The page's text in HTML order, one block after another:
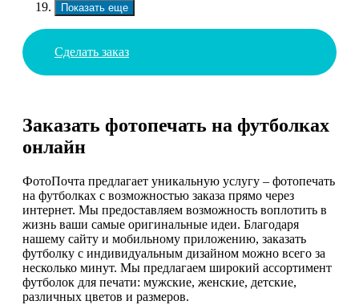
Показать еще
Сделать заказ
Заказать фотопечать на футболках
онлайн
ФотоПочта предлагает уникальную услугу – фотопечать
на футболках с возможностью заказа прямо через
интернет. Мы предоставляем возможность воплотить в
жизнь ваши самые оригинальные идеи. Благодаря
нашему сайту и мобильному приложению, заказать
футболку с индивидуальным дизайном можно всего за
несколько минут. Мы предлагаем широкий ассортимент
футболок для печати: мужские, женские, детские,
различных цветов и размеров.